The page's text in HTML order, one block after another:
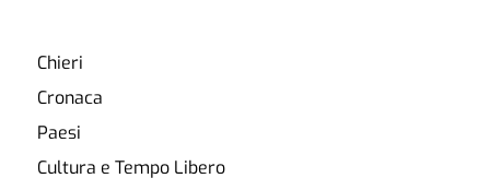
Chieri
Cronaca
Paesi
Cultura e Tempo Libero